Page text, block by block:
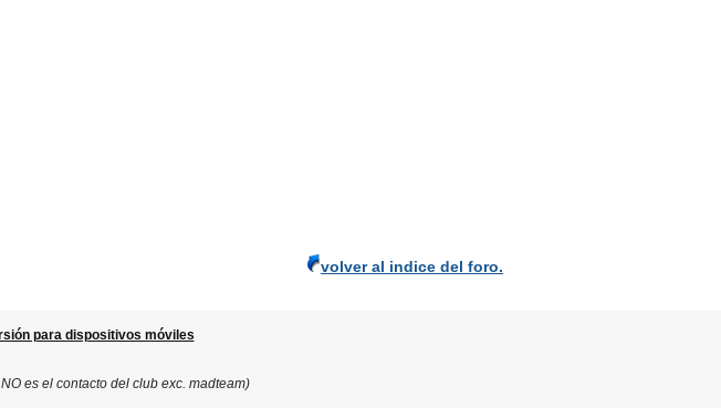
volver al indice del foro.
para dispositivos móviles
es el contacto del club exc. madteam)